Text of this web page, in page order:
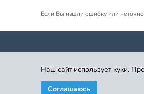
Если Вы нашли ошибку или
©202612bus.ru. Email:
Наш сайт использует куки.
Соглашаюсь